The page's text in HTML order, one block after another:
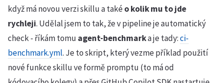
když má novou verzi skillu a takéo kolik mu to jde
rychleji. Udělal jsem to tak, že v pipeline je automatický
check - říkám tomu agent-benchmarka je tady:ci-
benchmark.yml. Je to skript, který vezme příklad použití
nové funkce skillu ve formě promptu (to má od